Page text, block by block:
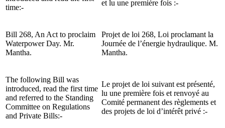
time:-
et lu une première fois :-
Bill 268, An Act to proclaim
Waterpower Day. Mr.
Mantha.
Projet de loi 268, Loi proclamant la
Journée de l’énergie hydraulique. M.
Mantha.
The following Bill was
introduced, read the first time
and referred to the Standing
Committee on Regulations
and Private Bills:-
Le projet de loi suivant est présenté,
lu une première fois et renvoyé au
Comité permanent des règlements et
des projets de loi d’intérêt privé :-